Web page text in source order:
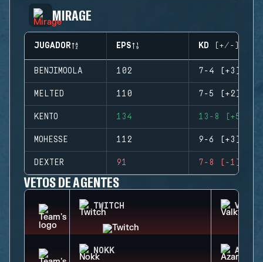
MIRAGE
JUGADOR EPS KD (+/-)
BENJIMOOLA 102 7-4 (+3)
MELTED 110 7-5 (+2)
KENTO 134 13-8 (+5)
MOHESSE 112 9-6 (+3)
DEXTER 91 7-8 (-1)
VETOS DE AGENTES
TWITCH
NOKK AZAMI